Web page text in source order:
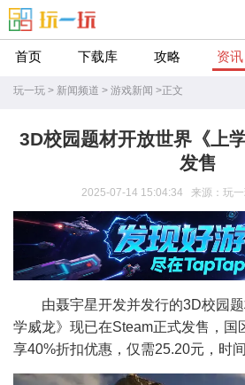
首页 下载库 攻略 资讯
玩一玩 > 新闻频道 > 游戏新闻 >正文
3D校园题材开放世界《上
发售
2025-07-14 15:04:34 来源：玩
由聂宇星开发并发行的3D校园
学威龙》现已在Steam正式发售，国
享40%折扣优惠，仅需25.20元，时